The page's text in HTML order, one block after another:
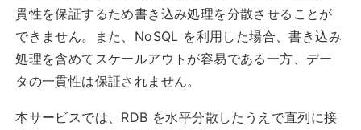
貫性を保証するため書き込み処理を分散させることが
できません。また、NoSQL を利用した場合、書き込み
処理を含めてスケールアウトが容易である一方、デー
タの一貫性は保証されません。
本サービスでは、RDB を水平分散したうえで直列に接